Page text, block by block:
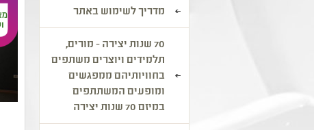
מדריך לשימוש באתר
70 שנות יצירה - מורים,
תלמידים ויוצרים משתפים
בחוויותיהם ממפגשים
ומופעים המשתתפים
במיזם 70 שנות יצירה